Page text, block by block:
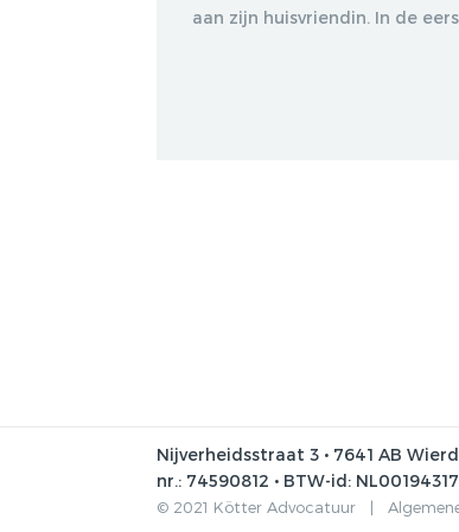
aan zijn huisvriendin. In de
Nijverheidsstraat 3 • 7641 AB
nr.: 74590812 • BTW-id:
© 2021 Kötter Advocatuur |